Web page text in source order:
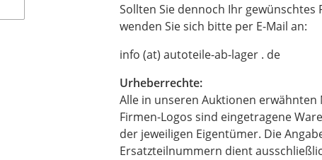
Sollten Sie dennoch Ihr
wenden Sie sich bitte per E-Mail an:
info (at) autoteile-ab-lager . de
Urheberrechte:
Alle in unseren Auktionen
Firmen-Logos sind eingetragene
der jeweiligen Eigentümer. Die
Ersatzteilnummern dient